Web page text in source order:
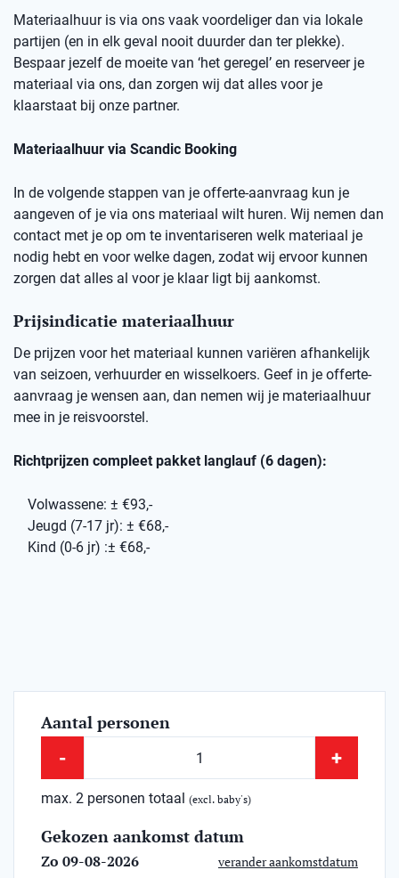
Materiaalhuur is via ons vaak voordeliger dan via lokale
partijen (en in elk geval nooit duurder dan ter plekke).
Bespaar jezelf de moeite van ‘het geregel’ en reserveer je
materiaal via ons, dan zorgen wij dat alles voor je
klaarstaat bij onze partner.
Materiaalhuur via Scandic Booking
In de volgende stappen van je offerte-aanvraag kun je
aangeven of je via ons materiaal wilt huren. Wij nemen dan
contact met je op om te inventariseren welk materiaal je
nodig hebt en voor welke dagen, zodat wij ervoor kunnen
zorgen dat alles al voor je klaar ligt bij aankomst.
Prijsindicatie materiaalhuur
De prijzen voor het materiaal kunnen variëren afhankelijk
van seizoen, verhuurder en wisselkoers. Geef in je offerte-
aanvraag je wensen aan, dan nemen wij je materiaalhuur
mee in je reisvoorstel.
Richtprijzen compleet pakket langlauf (6 dagen):
Volwassene: ± €93,-
Jeugd (7-17 jr): ± €68,-
Kind (0-6 jr) :± €68,-
Aantal personen
- +
max. 2 personen totaal (excl. baby's)
Gekozen aankomst datum
Zo 09-08-2026 verander aankomstdatum